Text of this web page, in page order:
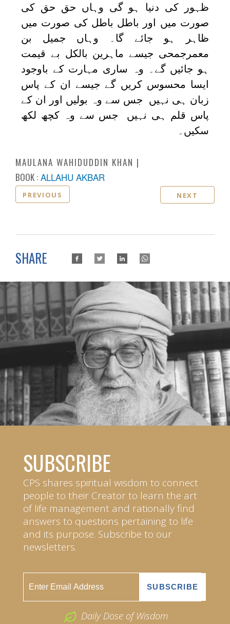
ظہور کی دنیا ہو گی وہاں حق حق کی
صورت میں اور باطل باطل کی صورت میں
ظاہر ہو جائے گا۔ وہاں جمیل بن
معمرجمحی جیسے ماہرین بالکل بے قیمت
ہو جائیں گے۔ وہ ساری مہارت کے باوجود
ایسا محسوس کریں گے جیسے ان کے پاس
زبان ہی نہیں جس سے وہ بولیں اور ان کے
پاس قلم ہی نہیں جس سے وہ کچھ لکھ
سکیں۔
MAULANA WAHIDUDDIN KHAN
BOOK : ALLAHU AKBAR
PREVIOUS NEXT
SHARE
SUBSCRIBE
CPS shares spiritual wisdom to connect
people to their Creator to learn the art
of life management and rationally find
answers to questions pertaining to life
and its purpose. Subscribe to our
newsletters.
Daily Dose of Wisdom